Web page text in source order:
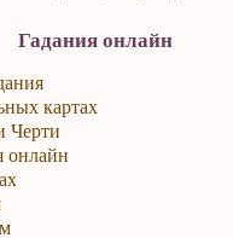
Гадания онлайн
картах
Черти
онлайн